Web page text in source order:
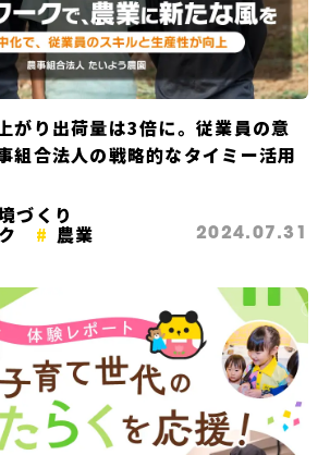
がり出荷量は3倍に。従業員の意
組合法人の戦略的なタイミー活用
づくり
農業 2024.07.31